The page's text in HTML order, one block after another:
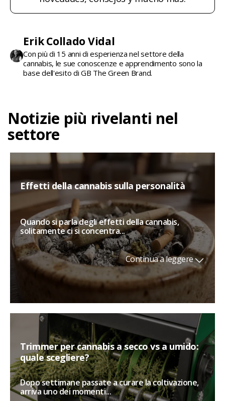
Erik Collado Vidal
Con più di 15 anni di esperienza nel settore della
cannabis, le sue conoscenze e apprendimento sono la
base dell'esito di GB The Green Brand.
Notizie più rivelanti nel
settore
Effetti della cannabis sulla personalità
Quando si parla degli effetti della cannabis,
solitamente ci si concentra...
Continua a leggere
Trimmer per cannabis a secco vs a umido:
quale scegliere?
Dopo settimane passate a curare la coltivazione,
arriva uno dei momenti...